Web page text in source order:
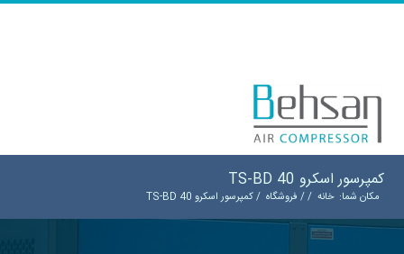
کمپرسور اسکرو TS-BD 40
مکان شما: خانه /
/ فروشگاه /کمپرسور اسکرو TS-BD 40